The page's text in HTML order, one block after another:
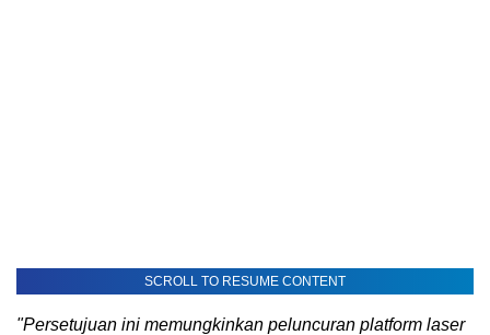
SCROLL TO RESUME CONTENT
"Persetujuan ini memungkinkan peluncuran platform laser